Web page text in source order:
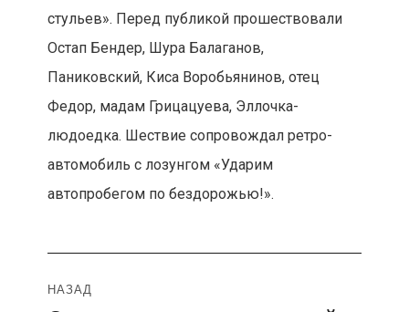
стульев». Перед публикой прошествовали
Остап Бендер, Шура Балаганов,
Паниковский, Киса Воробьянинов, отец
Федор, мадам Грицацуева, Эллочка-
людоедка. Шествие сопровождал ретро-
автомобиль с лозунгом «Ударим
автопробегом по бездорожью!».
Навигация
НАЗАД